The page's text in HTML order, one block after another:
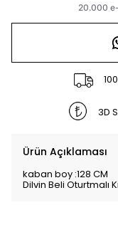
3D
Ürün Açıklaması
kaban boy :128 CM
Dilvin Beli Oturtmalı